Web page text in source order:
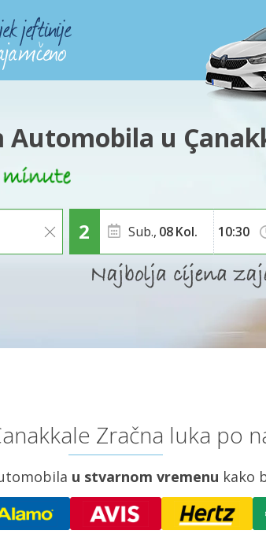
Automobila u
Sub., 08Kol.
Zračna luka po
u stvarnom vremenu kako